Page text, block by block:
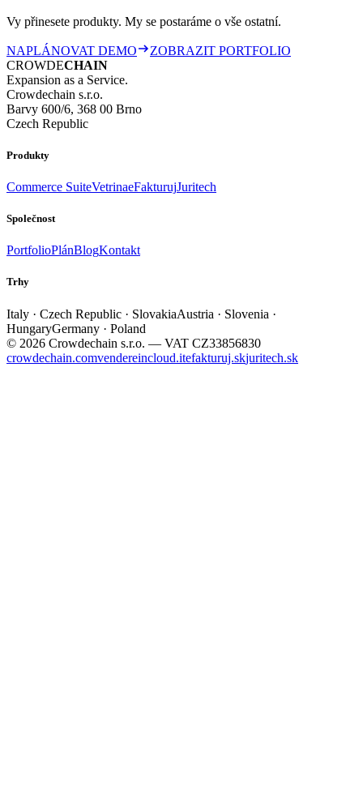
Vy přinesete produkty. My se postaráme o vše ostatní.
NAPLÁNOVAT DEMO
ZOBRAZIT PORTFOLIO
CROWDECHAIN
Expansion as a Service.
Crowdechain s.r.o.
Barvy 600/6, 368 00 Brno
Czech Republic
Produkty
Commerce SuiteVetrinaeFakturujJuritech
Společnost
PortfolioPlánBlogKontakt
Trhy
Italy · Czech Republic · SlovakiaAustria · Slovenia ·
HungaryGermany · Poland
© 2026 Crowdechain s.r.o. — VAT CZ33856830
crowdechain.comvendereincloud.itefakturuj.skjuritech.sk